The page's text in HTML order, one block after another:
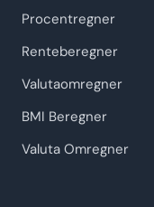
Procentregner
Renteberegner
Valutaomregner
BMI Beregner
Valuta Omregner